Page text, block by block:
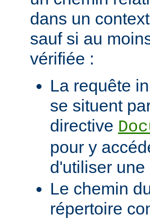
dans un
sauf si au
vérifiée :
La requête
se situent
directive
pour y
d'utiliser
Le chemin
répertoire